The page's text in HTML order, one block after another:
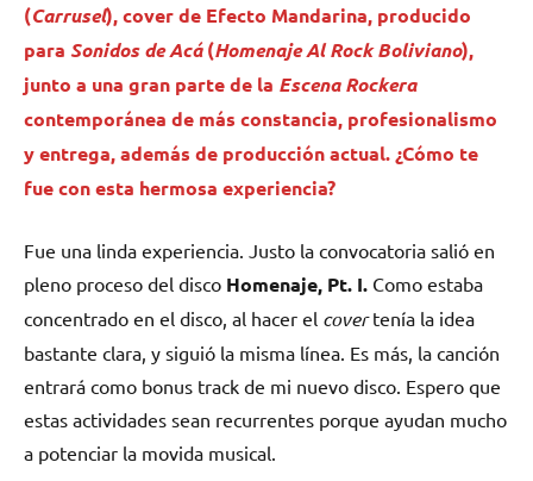
(Carrusel), cover de Efecto Mandarina, producido
para Sonidos de Acá(Homenaje Al Rock Boliviano),
junto a una gran parte de la Escena Rockera
contemporánea de más constancia, profesionalismo
y entrega, además de producción actual. ¿Cómo te
fue con esta hermosa experiencia?
Fue una linda experiencia. Justo la convocatoria salió en
pleno proceso del disco Homenaje, Pt. I. Como estaba
concentrado en el disco, al hacer el covertenía la idea
bastante clara, y siguió la misma línea. Es más, la canción
entrará como bonus track de mi nuevo disco. Espero que
estas actividades sean recurrentes porque ayudan mucho
a potenciar la movida musical.